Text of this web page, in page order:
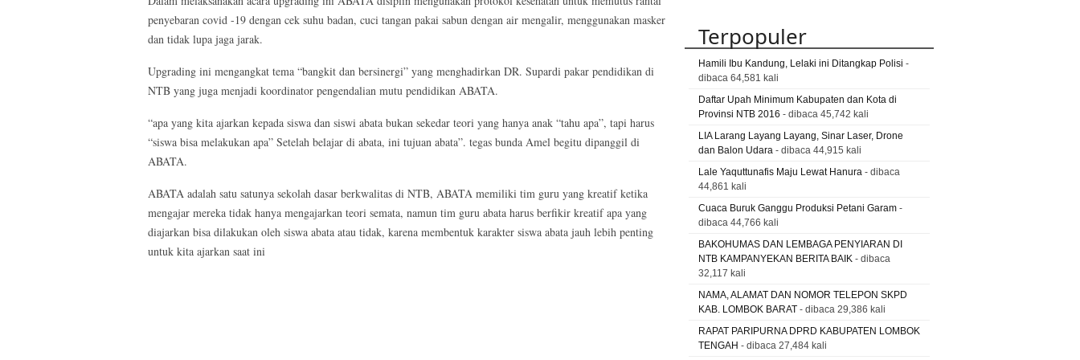
penyebaran covid -19 dengan cek suhu badan, cuci tangan pakai sabun dengan air mengalir, menggunakan masker
dan tidak lupa jaga jarak.
Upgrading ini mengangkat tema “bangkit dan bersinergi” yang menghadirkan DR. Supardi pakar pendidikan di
NTB yang juga menjadi koordinator pengendalian mutu pendidikan ABATA.
“apa yang kita ajarkan kepada siswa dan siswi abata bukan sekedar teori yang hanya anak “tahu apa”, tapi harus
“siswa bisa melakukan apa” Setelah belajar di abata, ini tujuan abata”. tegas bunda Amel begitu dipanggil di
ABATA.
ABATA adalah satu satunya sekolah dasar berkwalitas di NTB, ABATA memiliki tim guru yang kreatif ketika
mengajar mereka tidak hanya mengajarkan teori semata, namun tim guru abata harus berfikir kreatif apa yang
diajarkan bisa dilakukan oleh siswa abata atau tidak, karena membentuk karakter siswa abata jauh lebih penting
untuk kita ajarkan saat ini
Terpopuler
Hamili Ibu Kandung, Lelaki ini Ditangkap Polisi -
dibaca 64,581 kali
Daftar Upah Minimum Kabupaten dan Kota di
Provinsi NTB 2016 - dibaca 45,742 kali
LIA Larang Layang Layang, Sinar Laser, Drone
dan Balon Udara - dibaca 44,915 kali
Lale Yaquttunafis Maju Lewat Hanura - dibaca
44,861 kali
Cuaca Buruk Ganggu Produksi Petani Garam -
dibaca 44,766 kali
BAKOHUMAS DAN LEMBAGA PENYIARAN DI
NTB KAMPANYEKAN BERITA BAIK - dibaca
32,117 kali
NAMA, ALAMAT DAN NOMOR TELEPON SKPD
KAB. LOMBOK BARAT - dibaca 29,386 kali
RAPAT PARIPURNA DPRD KABUPATEN LOMBOK
TENGAH - dibaca 27,484 kali